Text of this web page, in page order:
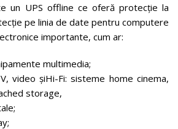
un UPS offline ce oferă protecție la
pe linia de date pentru computere
importante, cum ar:
multimedia;
video șiHi-Fi: sisteme home cinema,
storage,